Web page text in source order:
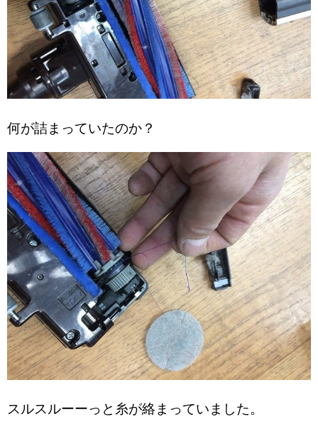
何が詰まっていたのか？
スルスルーーっと糸が絡まっていました。